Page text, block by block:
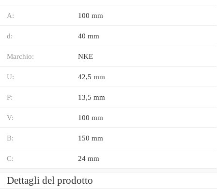
A: 100 mm
d: 40 mm
Marchio: NKE
U: 42,5 mm
P: 13,5 mm
V: 100 mm
B: 150 mm
C: 24 mm
Dettagli del prodotto